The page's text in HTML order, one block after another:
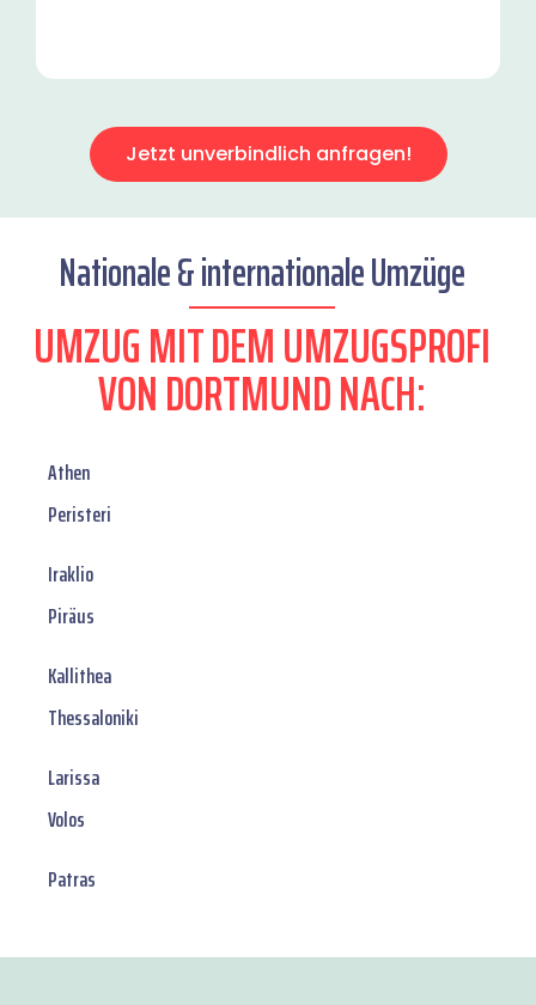
Jetzt unverbindlich anfragen!
Nationale & internationale Umzüge
UMZUG MIT DEM UMZUGSPROFI
VON DORTMUND NACH:
Athen
Peristeri
Iraklio
Piräus
Kallithea
Thessaloniki
Larissa
Volos
Patras